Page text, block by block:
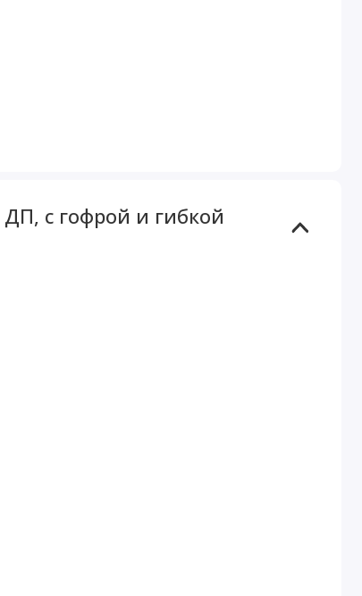
ДП, с гофрой и гибкой